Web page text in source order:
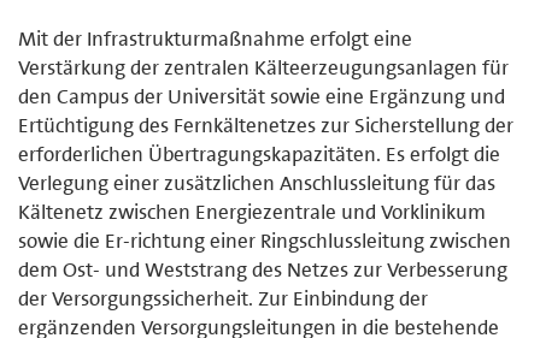
Mit der Infrastrukturmaßnahme erfolgt eine
Verstärkung der zentralen Kälteerzeugungsanlagen für
den Campus der Universität sowie eine Ergänzung und
Ertüchtigung des Fernkältenetzes zur Sicherstellung der
erforderlichen Übertragungskapazitäten. Es erfolgt die
Verlegung einer zusätzlichen Anschlussleitung für das
Kältenetz zwischen Energiezentrale und Vorklinikum
sowie die Er-richtung einer Ringschlussleitung zwischen
dem Ost- und Weststrang des Netzes zur Verbesserung
der Versorgungssicherheit. Zur Einbindung der
ergänzenden Versorgungsleitungen in die bestehende